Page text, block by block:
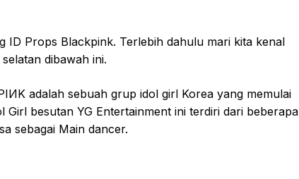
ID Props Blackpink. Terlebih dahulu mari kita kenal
dibawah ini.
adalah sebuah grup idol girl Korea yang memulai
Girl besutan YG Entertainment ini terdiri dari beberapa
sebagai Main dancer.